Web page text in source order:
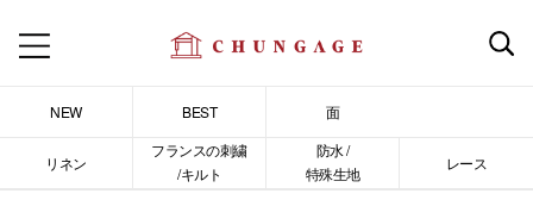
NEW BEST 面
リネン
フランスの刺繍
/キルト
防水 /
特殊生地
レース